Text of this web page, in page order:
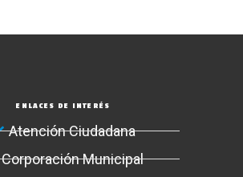
ENLACES DE INTERÉS
Atención Ciudadana
Corporación Municipal